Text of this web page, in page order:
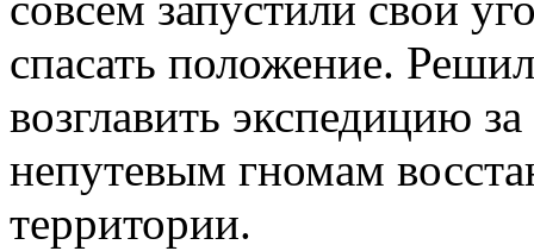
спасать положение.
возглавить экспедицию
непутевым гномам
территории.